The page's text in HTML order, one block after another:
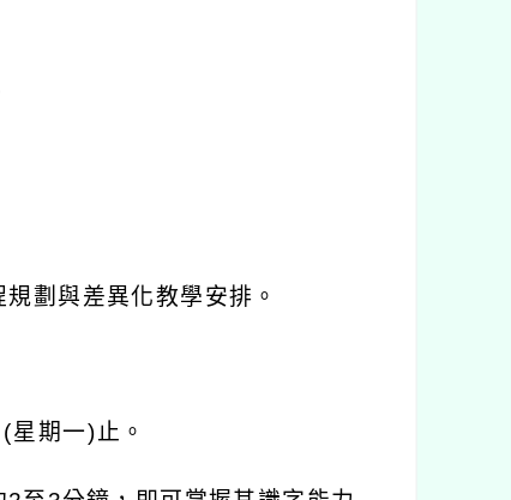
劃與差異化教學安排。
(星期一) 止。